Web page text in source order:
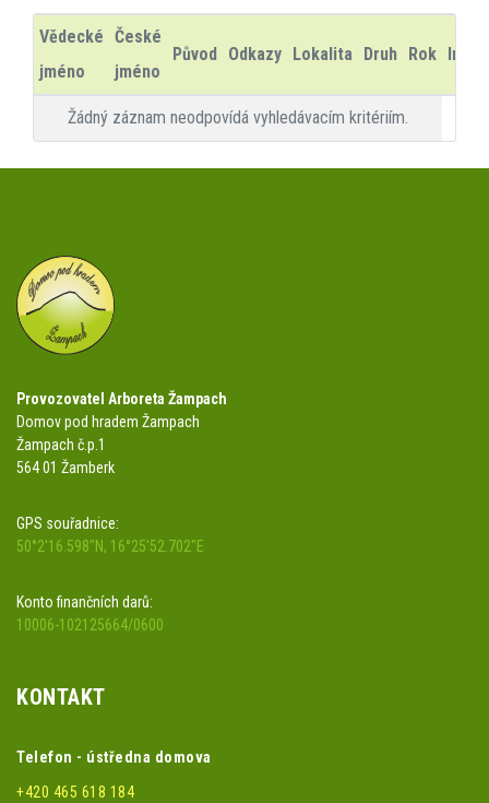
Vědecké
jméno
České
jméno
Původ Odkazy Lokalita Druh Rok Info
Žádný záznam neodpovídá vyhledávacím kritériím.
Provozovatel Arboreta Žampach
Domov pod hradem Žampach
Žampach č.p.1
564 01 Žamberk
GPS souřadnice:
50°2'16.598"N, 16°25'52.702"E
Konto finančních darů:
10006-102125664/0600
KONTAKT
Telefon - ústředna domova
+420 465 618 184